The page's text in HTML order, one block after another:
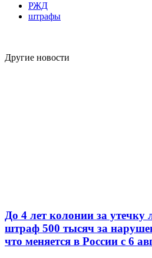
РЖД
штрафы
Другие новости
До 4 лет колонии за
штраф 500 тысяч за
что меняется в России с 6